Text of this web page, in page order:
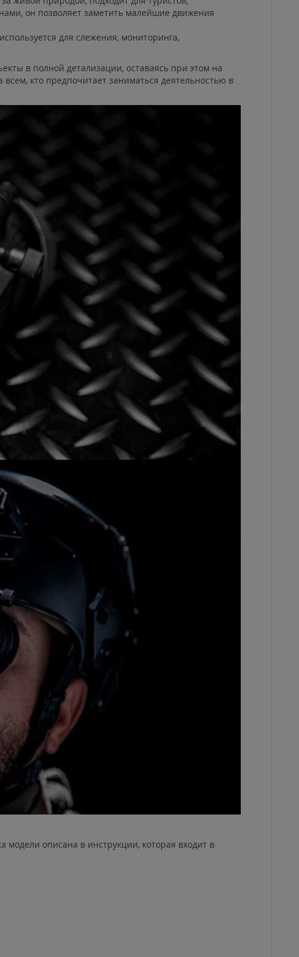
он позволяет заметить малейшие движения
для слежения, мониторинга,
в полной детализации, оставаясь при этом на
кто предпочитает заниматься деятельностью в
модели описана в инструкции, которая входит в